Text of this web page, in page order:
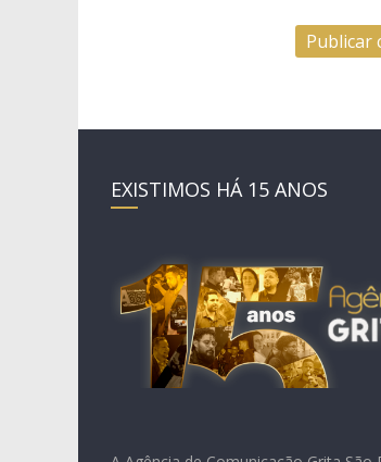
EXISTIMOS HÁ 15 ANOS